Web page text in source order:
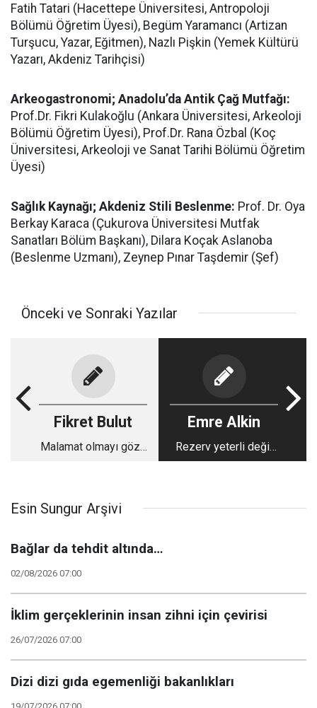
Fatih Tatari (Hacettepe Üniversitesi, Antropoloji
Bölümü Öğretim Üyesi), Begüm Yaramancı (Artizan
Turşucu, Yazar, Eğitmen), Nazlı Pişkin (Yemek Kültürü
Yazarı, Akdeniz Tarihçisi)
Arkeogastronomi; Anadolu’da Antik Çağ Mutfağı:
Prof.Dr. Fikri Kulakoğlu (Ankara Üniversitesi, Arkeoloji
Bölümü Öğretim Üyesi), Prof.Dr. Rana Özbal (Koç
Üniversitesi, Arkeoloji ve Sanat Tarihi Bölümü Öğretim
Üyesi)
Sağlık Kaynağı; Akdeniz Stili Beslenme: Prof. Dr. Oya
Berkay Karaca (Çukurova Üniversitesi Mutfak
Sanatları Bölüm Başkanı), Dilara Koçak Aslanoba
(Beslenme Uzmanı), Zeynep Pınar Taşdemir (Şef)
Önceki ve Sonraki Yazılar
Fikret Bulut
Malamat olmayı göze
Emre Alkin
Rezerv yeterli değil
ama güven eksikliği
Esin Sungur Arşivi
Bağlar da tehdit altında…
02/08/2026 07:00
İklim gerçeklerinin insan zihni için çevirisi
26/07/2026 07:00
Dizi dizi gıda egemenliği bakanlıkları